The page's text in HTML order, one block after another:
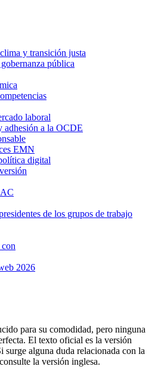
y transición justa
pública
laboral
adhesión a la OCDE
EMN
digital
de los grupos de trabajo
2026
para su comodidad, pero ninguna
El texto oficial es la versión
surge alguna duda relacionada con la
la versión inglesa.